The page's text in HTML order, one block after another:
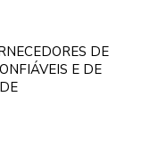
DE
E DE